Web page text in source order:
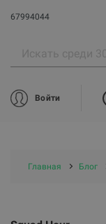
67994044
Войти
Главная Блог